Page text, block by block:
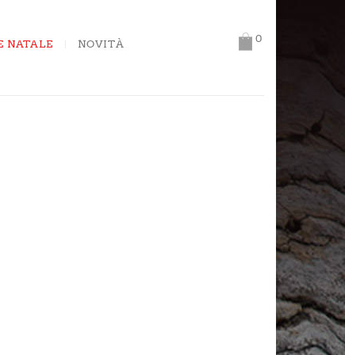
NATALE NOVITÀ 0